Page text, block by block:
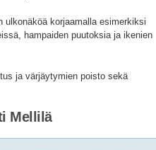
ulkonäköä korjaamalla esimerkiksi
hampaiden puutoksia ja ikenien
ja värjäytymien poisto sekä
Mellilä